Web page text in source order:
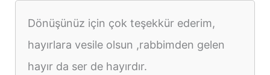
Dönüşünüz için çok teşekkür ederim,
hayırlara vesile olsun ,rabbimden gelen
hayır da ser de hayırdır.